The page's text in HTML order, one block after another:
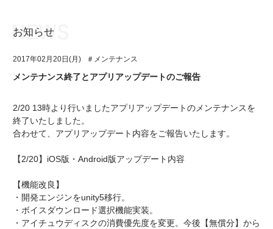
アプリゲーム
ミュージック
グッズ・本
ギャラリー
ユニット&キャラクター
イベント・キャンペーン
ミュージック
グッズ・本
お知らせ
2017年02月20日(月) ＃メンテナンス
メンテナンス終了とアプリアップデートのご報告
2/20 13時より行いましたアプリアップデートのメンテナンスを
終了いたしました。
合わせて、アプリアップデート内容をご報告いたします。
【2/20】iOS版・Android版アップデート内容
【機能改良】
・開発エンジンをunity5移行。
・ボイスダウンロード選択機能実装。
・アイチュウディスクの消費優先度を変更。今後【無償分】から